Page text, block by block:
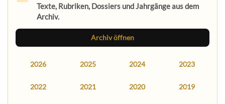
Texte, Rubriken, Dossiers und Jahrgänge aus dem
Archiv.
Archiv öffnen
2026 2025 2024 2023
2022 2021 2020 2019